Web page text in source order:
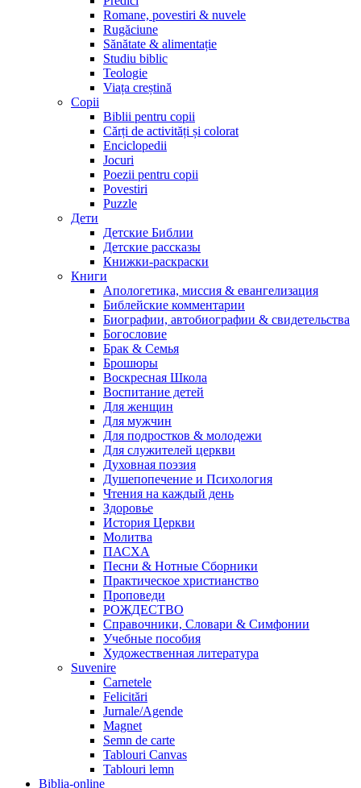
Romane, povestiri & nuvele
Rugăciune
Sănătate & alimentație
Studiu biblic
Teologie
Viața creștină
Copii
Biblii pentru copii
Cărți de activități și colorat
Enciclopedii
Jocuri
Poezii pentru copii
Povestiri
Puzzle
Дети
Детские Библии
Детские рассказы
Книжки-раскраски
Книги
Апологетика, миссия & евангелизация
Библейские комментарии
Биографии, автобиографии & свидетельства
Богословие
Брак & Семья
Брошюры
Воскресная Школа
Воспитание детей
Для женщин
Для мужчин
Для подростков & молодежи
Для служителей церкви
Духовная поэзия
Душепопечение и Психология
Чтения на каждый день
Здоровье
История Церкви
Молитва
ПАСХА
Песни & Нотные Сборники
Практическое христианство
Проповеди
РОЖДЕСТВО
Справочники, Словари & Симфонии
Учебные пособия
Художественная литература
Suvenire
Carnetele
Felicitări
Jurnale/Agende
Magnet
Semn de carte
Tablouri Canvas
Tablouri lemn
Biblia-online